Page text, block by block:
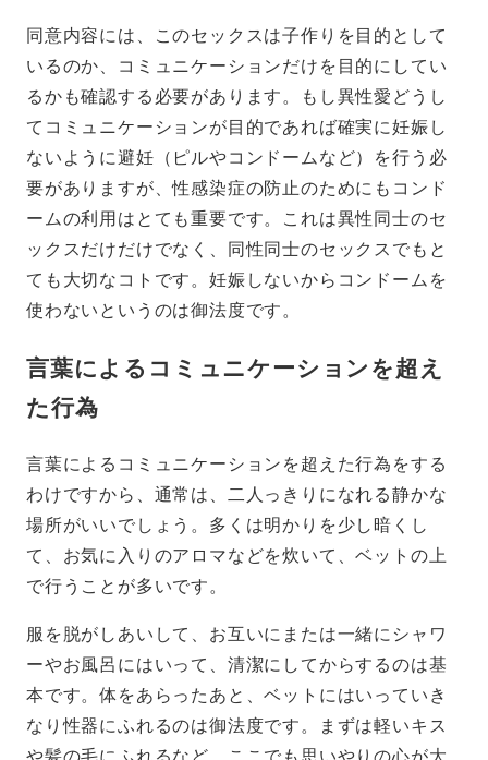
同意内容には、このセックスは子作りを目的として
いるのか、コミュニケーションだけを目的にしてい
るかも確認する必要があります。もし異性愛どうし
てコミュニケーションが目的であれば確実に妊娠し
ないように避妊（ピルやコンドームなど）を行う必
要がありますが、性感染症の防止のためにもコンド
ームの利用はとても重要です。これは異性同士のセ
ックスだけだけでなく、同性同士のセックスでもと
ても大切なコトです。妊娠しないからコンドームを
使わないというのは御法度です。
言葉によるコミュニケーションを超え
た行為
言葉によるコミュニケーションを超えた行為をする
わけですから、通常は、二人っきりになれる静かな
場所がいいでしょう。多くは明かりを少し暗くし
て、お気に入りのアロマなどを炊いて、ベットの上
で行うことが多いです。
服を脱がしあいして、お互いにまたは一緒にシャワ
ーやお風呂にはいって、清潔にしてからするのは基
本です。体をあらったあと、ベットにはいっていき
なり性器にふれるのは御法度です。まずは軽いキス